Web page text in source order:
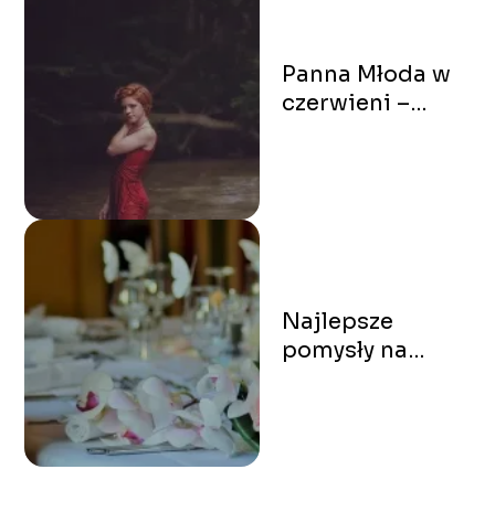
Panna Młoda w
czerwieni –
Najlepsze
pomysły na